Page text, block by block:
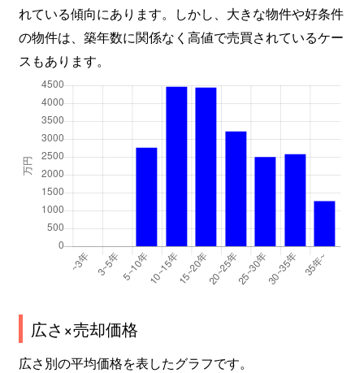
れている傾向にあります。しかし、大きな物件や好条件
の物件は、築年数に関係なく高値で売買されているケー
スもあります。
広さ×売却価格
広さ別の平均価格を表したグラフです。